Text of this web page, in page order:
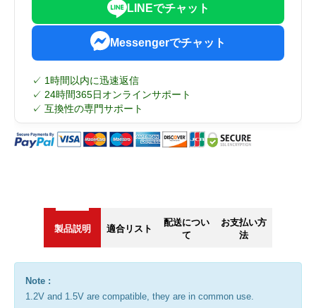
LINEでチャット
Messengerでチャット
✓ 1時間以内に迅速返信
✓ 24時間365日オンラインサポート
✓ 互換性の専門サポート
製品説明 適合リスト
配送につい
て
お支払い方
法
Note :
1.2V and 1.5V are compatible, they are in common use.